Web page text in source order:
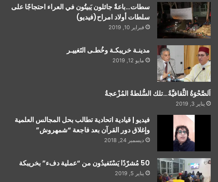
سطات…باعةٌ جائلون يَبيتُون في العراء احتجاجًا على
سلطات أولاد امراح(فيديو)
فبراير 10, 2019
مدينـة خريبكـة وخُطـى التَغييـر
مايو 12, 2019
اَلصَّحْوَةُ الثَّقافيَّةُ…تلك السُّلطةُ المُزْعجةُ
يناير 3, 2019
فيديو | قيادية اتحادية تطالب بحل المجالس العلمية
وإغلاق دور القرآن بعد فاجعة “شمهروش”
ديسمبر 24, 2018
50 مُشرّدًا يَسْتَفيدُون من “عملية دفء” بخريبكة
يناير 5, 2019